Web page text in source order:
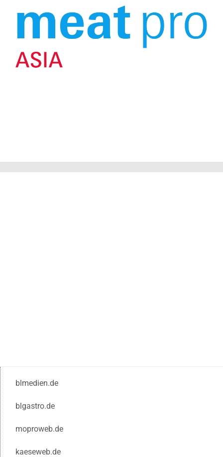
blmedien.de
blgastro.de
moproweb.de
kaeseweb.de